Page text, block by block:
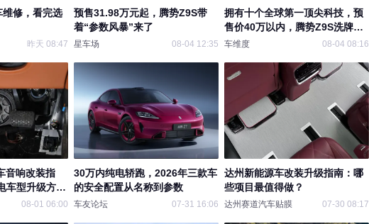
修，看完选
昨天 08:47
预售31.98万元起，腾势Z9S带
着“参数风暴”来了
星车场 08-04 12:35
拥有十个全球第一顶尖科技，预
售价40万以内，腾势Z9S洗牌豪
车市场
车维度 08-04 08:16
音响改装指
车型升级方
改装经验
08-01 06:00
30万内纯电轿跑，2026年三款车
的安全配置从名称到参数
车友论坛 07-31 16:06
达州新能源车改装升级指南：哪
些项目最值得做？
达州赛道汽车贴膜 07-30 08:17